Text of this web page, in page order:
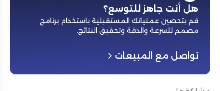
هل أنت جاهز للتوسع؟
قم بتحصين عملياتك المستقبلية باستخدام برنامج
مصمم للسرعة والدقة وتحقيق النتائج.
تواصل مع المبيعات